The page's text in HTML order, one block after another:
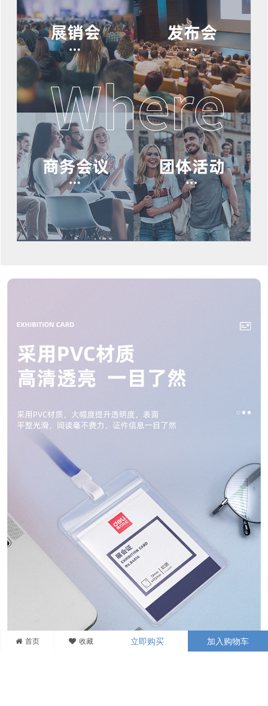
首页 收藏 立即购买 加入购物车